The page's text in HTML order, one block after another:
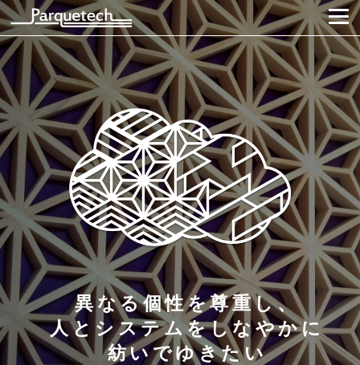
異なる個性を尊重し、
人とシステムをしなやかに
紡いでゆきたい